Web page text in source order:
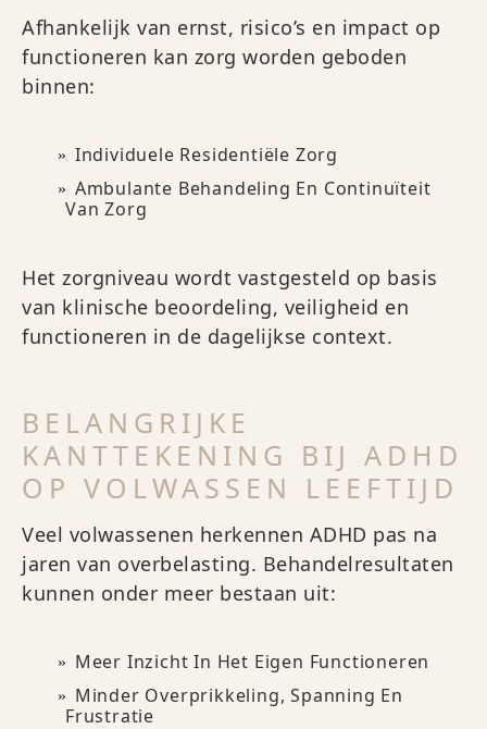
Afhankelijk van ernst, risico’s en impact op
functioneren kan zorg worden geboden
binnen:
Individuele Residentiële Zorg
Ambulante Behandeling En Continuïteit
Van Zorg
Het zorgniveau wordt vastgesteld op basis
van klinische beoordeling, veiligheid en
functioneren in de dagelijkse context.
BELANGRIJKE
KANTTEKENING BIJ ADHD
OP VOLWASSEN LEEFTIJD
Veel volwassenen herkennen ADHD pas na
jaren van overbelasting. Behandelresultaten
kunnen onder meer bestaan uit:
Meer Inzicht In Het Eigen Functioneren
Minder Overprikkeling, Spanning En
Frustratie